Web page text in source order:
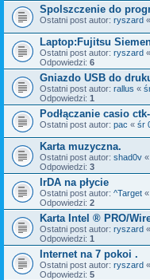
Spolszczenie do
Ostatni post autor: ryszard «
Laptop:Fujitsu
Ostatni post autor: ryszard «
Odpowiedzi: 6
Gniazdo USB do
Ostatni post autor: rallus «
Odpowiedzi: 1
Podłączanie casio
Ostatni post autor: pac « śr
Karta muzyczna.
Ostatni post autor: shad0v «
Odpowiedzi: 3
IrDA na płycie
Ostatni post autor: ^Target «
Odpowiedzi: 2
Karta Intel ® PRO/
Ostatni post autor: ryszard «
Odpowiedzi: 1
Internet na 7 pokoi .
Ostatni post autor: ryszard «
Odpowiedzi: 5